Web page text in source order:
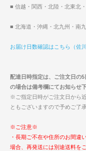
■ 信越・関西・北陸・北東北
■ 北海道・沖縄・北九州・南
お届け日数確認はこちら（佐
配達日時指定は、ご注文日の
の場合は備考欄にてお知らせ下
※ご指定日時がご注文日から
ともございますので予めご了
※ご注意※
・長期ご不在や住所のお間違
場合、再発送には別途送料を